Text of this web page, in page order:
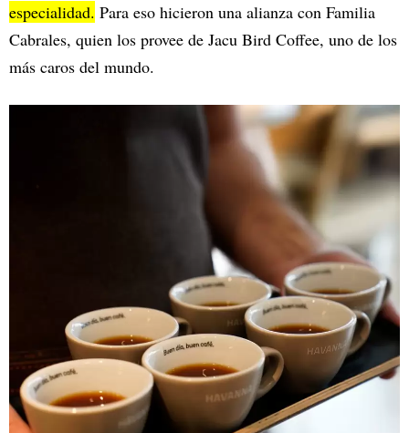
especialidad. Para eso hicieron una alianza con Familia
Cabrales, quien los provee de Jacu Bird Coffee, uno de los
más caros del mundo.